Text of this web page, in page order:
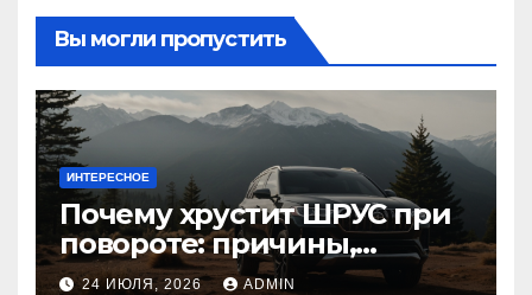
Вы могли пропустить
ИНТЕРЕСНОЕ
Почему хрустит ШРУС при
повороте: причины,
диагностика
24 ИЮЛЯ, 2026 ADMIN